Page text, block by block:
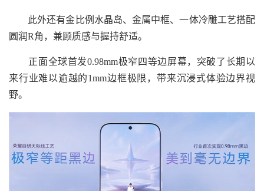
此外还有金比例水晶岛、金属中框、一体冷雕工艺搭配
圆润R角，兼顾质感与握持舒适。
正面全球首发0.98mm极窄四等边屏幕，突破了长期以
来行业难以逾越的1mm边框极限，带来沉浸式体验边界视
野。